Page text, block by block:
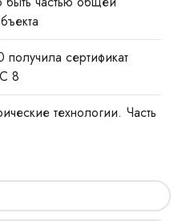
сертификат
8
технологии. Часть